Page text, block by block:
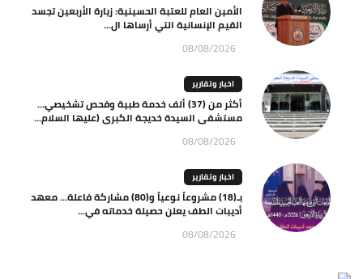
الأمين العام للعتبة الحسينية: زيارة الأربعين تجسد
القيم الإنسانية التي أرساها ال...
08/08/2026
اخبار وتقارير
أكثر من (37) ألف خدمة طبية وفحص تشخيصي…
مستشفى السيدة خديجة الكبرى (عليها السلام...
08/08/2026
اخبار وتقارير
بـ(18) مشروعاً نوعياً و(80) مشاركة فاعلة… معهد
أديبات الطف يعلن حصيلة خدماته في...
08/08/2026